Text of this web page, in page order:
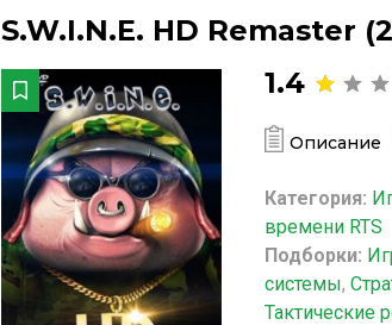
S.W.I.N.E. HD Remaster
1.4
Описание
Категория:
времени RTS
Подборки:
системы,
Тактические